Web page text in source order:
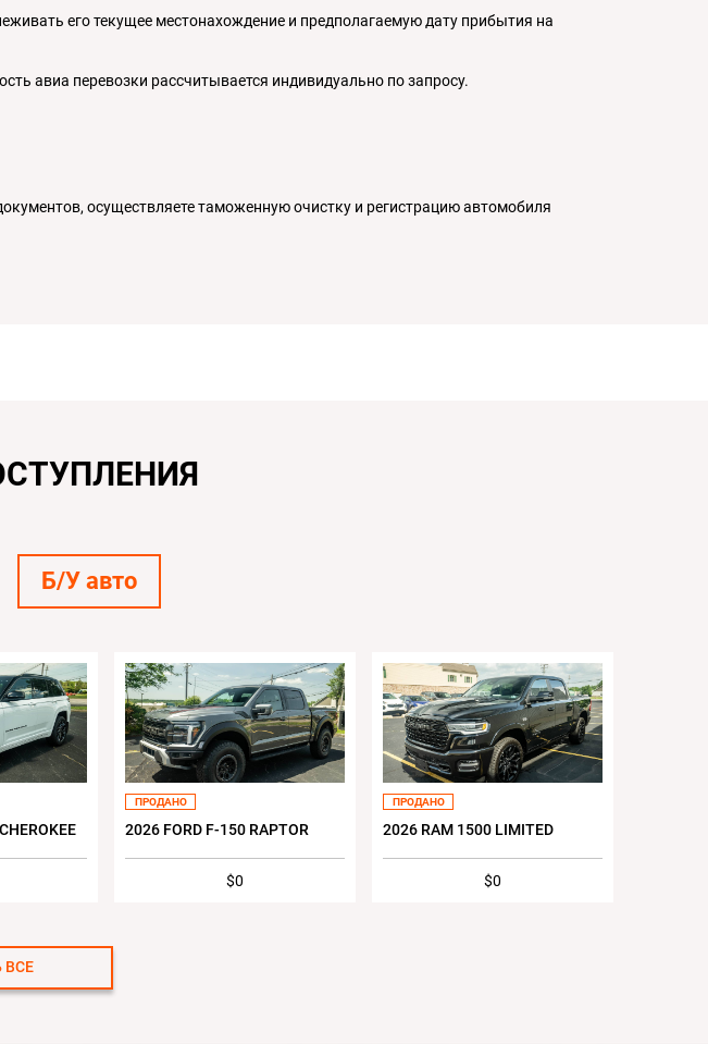
его текущее местонахождение и предполагаемую дату прибытия на
авиа перевозки рассчитывается индивидуально по запросу.
осуществляете таможенную очистку и регистрацию автомобиля
Б/У авто
ПРОДАНО
2026 FORD F-150 RAPTOR
$0
ПРОДАНО
2026 RAM 1500 LIMITED
$0
ВСЕ